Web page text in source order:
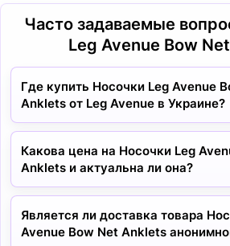
Часто задаваемые
Leg Avenue Bow
Где купить Носочки Leg Avenue
Anklets от Leg Avenue в Украине?
Какова цена на Носочки Leg
Anklets и актуальна ли она?
Является ли доставка товара
Avenue Bow Net Anklets